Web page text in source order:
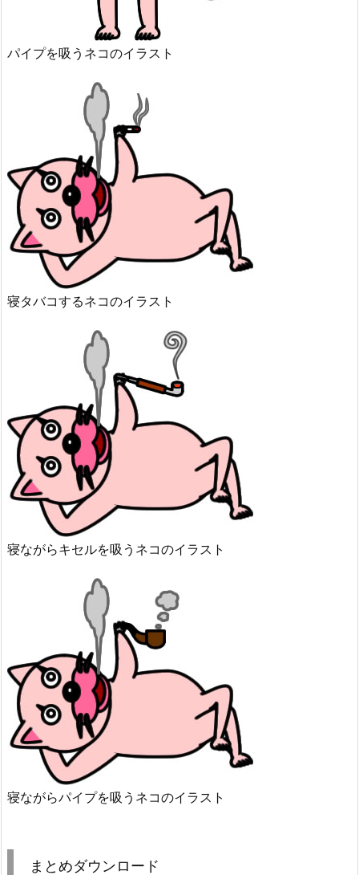
パイプを吸うネコのイラスト
寝タバコするネコのイラスト
寝ながらキセルを吸うネコのイラスト
寝ながらパイプを吸うネコのイラスト
まとめダウンロード